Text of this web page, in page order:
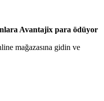
Avantajix para ödüyor
mağazasına gidin ve